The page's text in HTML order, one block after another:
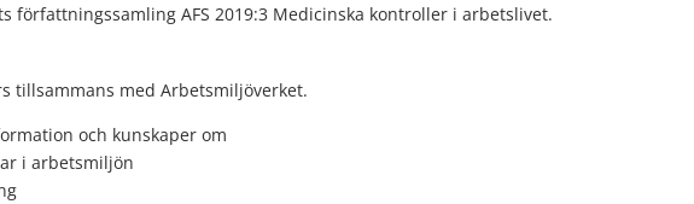
författningssamling AFS 2019:3 Medicinska kontroller i arbetslivet.
tillsammans med Arbetsmiljöverket.
och kunskaper om
i arbetsmiljön